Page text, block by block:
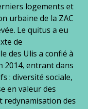
logements et
urbaine de la ZAC
Le quitus a eu
de
des Ulis a confié à
2014, entrant dans
: diversité sociale,
en valeur des
redynamisation des